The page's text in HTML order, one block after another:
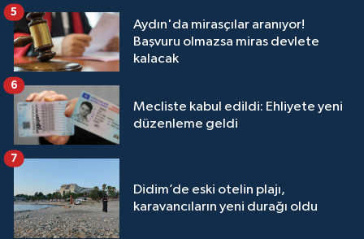
Aydın'da mirasçılar aranıyor!
Başvuru olmazsa miras devlete
kalacak
5
Mecliste kabul edildi: Ehliyete yeni
düzenleme geldi
6
Didim’de eski otelin plajı,
karavancıların yeni durağı oldu
7